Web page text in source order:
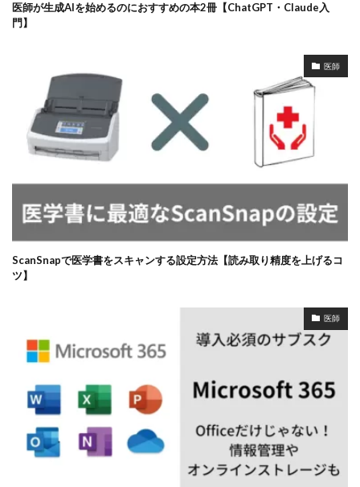
医師が生成AIを始めるのにおすすめの本2冊【ChatGPT・Claude入
門】
医師
ScanSnapで医学書をスキャンする設定方法【読み取り精度を上げるコ
ツ】
医師